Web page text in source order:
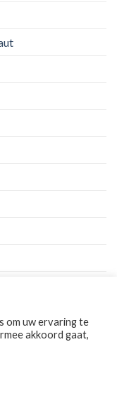
om uw ervaring te
akkoord gaat,